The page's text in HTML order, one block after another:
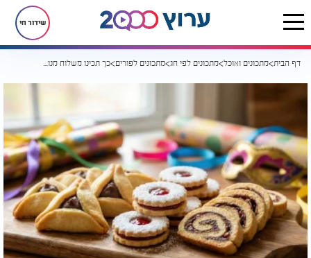
שידור חי
דף הבית מתכונים ואוכל מתכונים לפי חג מתכונים לפורים כך תכינו משלוח מנות מרשים מבצק אחד | חסכוני ומרשים